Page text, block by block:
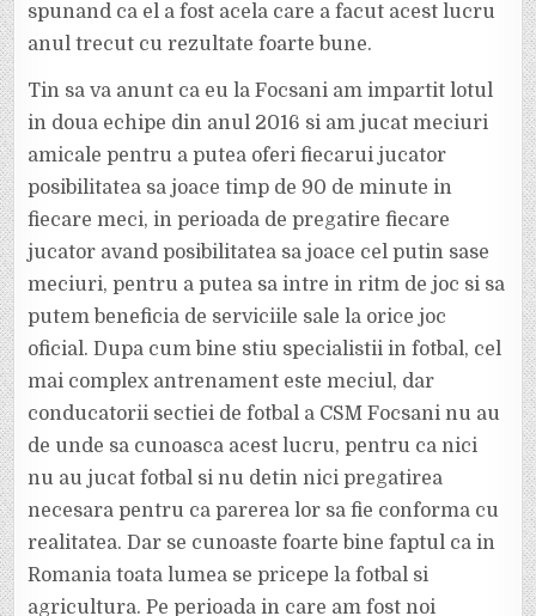
spunand ca el a fost acela care a facut acest lucru
anul trecut cu rezultate foarte bune.
Tin sa va anunt ca eu la Focsani am impartit lotul
in doua echipe din anul 2016 si am jucat meciuri
amicale pentru a putea oferi fiecarui jucator
posibilitatea sa joace timp de 90 de minute in
fiecare meci, in perioada de pregatire fiecare
jucator avand posibilitatea sa joace cel putin sase
meciuri, pentru a putea sa intre in ritm de joc si sa
putem beneficia de serviciile sale la orice joc
oficial. Dupa cum bine stiu specialistii in fotbal, cel
mai complex antrenament este meciul, dar
conducatorii sectiei de fotbal a CSM Focsani nu au
de unde sa cunoasca acest lucru, pentru ca nici
nu au jucat fotbal si nu detin nici pregatirea
necesara pentru ca parerea lor sa fie conforma cu
realitatea. Dar se cunoaste foarte bine faptul ca in
Romania toata lumea se pricepe la fotbal si
agricultura. Pe perioada in care am fost noi